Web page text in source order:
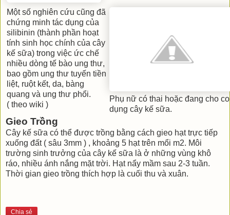
Một số nghiên cứu cũng đã
chứng minh tác dụng của
silibinin (thành phần hoạt
tính sinh học chính của cây
kế sữa) trong việc ức chế
nhiều dòng tế bào ung thư,
bao gồm ung thư tuyến tiền
liệt, ruột kết, da, bàng
quang và ung thư phổi.
( theo wiki )
Phụ nữ có thai hoặc đang cho
dụng cây kế sữa.
Gieo Trồng
Cây kế sữa có thể được trồng bằng cách gieo hạt trực tiếp
xuống đất ( sâu 3mm ) , khoảng 5 hạt trên mổi m2. Môi
trường sinh trưởng của cây kế sữa là ở những vùng khô
ráo, nhiều ánh nắng mặt trời. Hạt nẩy mầm sau 2-3 tuần.
Thời gian gieo trồng thích hợp là cuối thu và xuân.
Chia sẻ